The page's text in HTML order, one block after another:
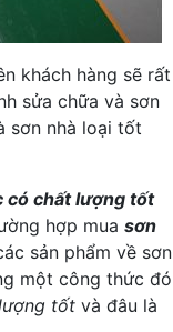
khách hàng sẽ rất
sửa chữa và sơn
sơn nhà loại tốt
có chất lượng tốt
hợp mua sơn
sản phẩm về sơn
một công thức đó
tốt và đâu là